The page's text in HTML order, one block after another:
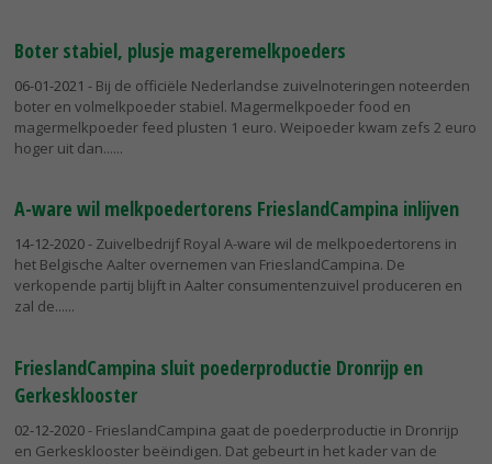
Boter stabiel, plusje mageremelkpoeders
06-01-2021 - Bij de officiële Nederlandse zuivelnoteringen noteerden
boter en volmelkpoeder stabiel. Magermelkpoeder food en
magermelkpoeder feed plusten 1 euro. Weipoeder kwam zefs 2 euro
hoger uit dan...
A-ware wil melkpoedertorens FrieslandCampina inlijven
14-12-2020- Zuivelbedrijf Royal A-ware wil de melkpoedertorens in
het Belgische Aalter overnemen van FrieslandCampina. De
verkopende partij blijft in Aalter consumentenzuivel produceren en
zal de...
FrieslandCampina sluit poederproductie Dronrijp en
Gerkesklooster
02-12-2020- FrieslandCampina gaat de poederproductie in Dronrijp
en Gerkesklooster beëindigen. Dat gebeurt in het kader van de